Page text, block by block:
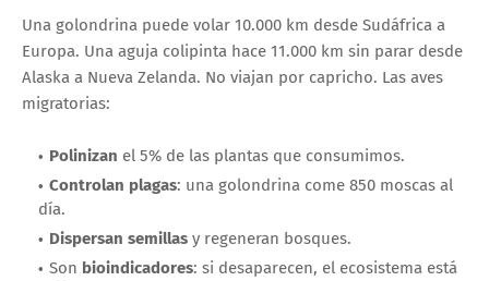
Una golondrina puede volar 10.000 km desde Sudáfrica a
Europa. Una aguja colipinta hace 11.000 km sin parar desde
Alaska a Nueva Zelanda. No viajan por capricho. Las aves
migratorias:
Polinizan el 5% de las plantas que consumimos.
Controlan plagas: una golondrina come 850 moscas al
día.
Dispersan semillas y regeneran bosques.
Son bioindicadores: si desaparecen, el ecosistema está